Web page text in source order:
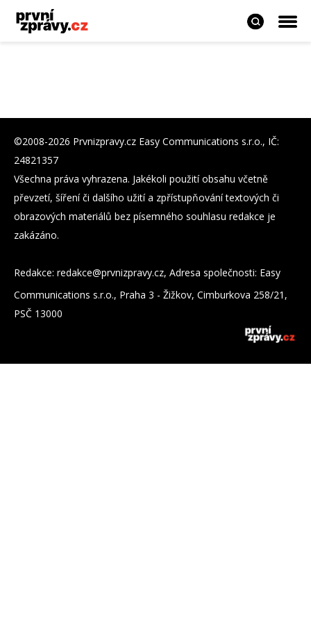
©2008-2026 Prvnizpravy.cz Easy Communications s.r.o., IČ:
24821357
Všechna práva vyhrazena. Jakékoli použití obsahu včetně
převzetí, šíření či dalšího užití a zpřístupňování textových či
obrazových materiálů bez písemného souhlasu redakce je
zakázáno.
Redakce: zc.yvarpzinvrp@eckader, Adresa společnosti: Easy
Communications s.r.o., Praha 3 - Žižkov, Cimburkova 258/21,
PSČ 13000